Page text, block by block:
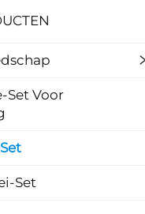
Set Voor
Set